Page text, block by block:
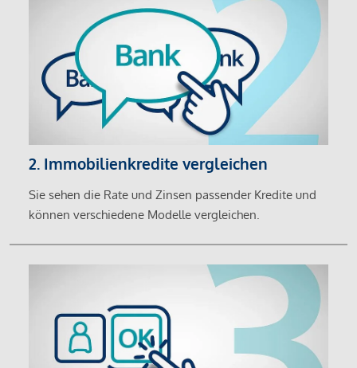
2. Immobilienkredite vergleichen
Sie sehen die Rate und Zinsen passender Kredite und
können verschiedene Modelle vergleichen.